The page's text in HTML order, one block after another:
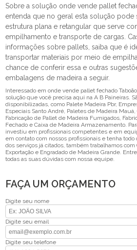
Sobre a solução onde vende pallet
entenda que no geral esta solução pode
estrutura plana e retangular que serve
empilhamento e transporte de cargas.
informações sobre pallets, saiba que é
transportar materiais por meio de
chance de conferir essa e outras
embalagens de madeira a seguir.
Interessado em onde vende pallet fechado
solução que você precisa aqui na A B Paineiras.
disponibilizadas, como Palete Madeira Pbr,
Especiais Santo André, Paletes de Madeira
Fabricação de Pallet de Madeira Fumigados,
Fechado e Caixa de Madeira Armazenamento.
investiu em profissionais competentes e em
em contato com nossos profissionais e tenha
dos serviços já citados, também trabalhamos com
Exportação e Engradado de Madeira Grande.
todas as suas dúvidas com nossa equipe.
FAÇA UM ORÇAMENTO
Digite seu nome
Digite seu email
Digite seu telefone